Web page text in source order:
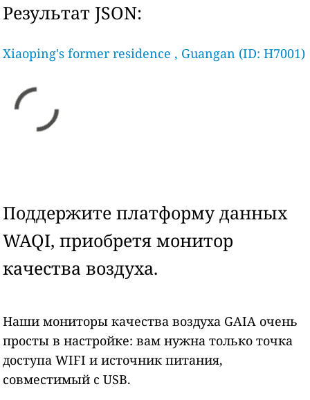
Результат JSON:
Xiaoping's former residence , Guangan (ID: H7001)
Поддержите платформу данных
WAQI, приобретя монитор
качества воздуха.
Наши мониторы качества воздуха GAIA очень
просты в настройке: вам нужна только точка
доступа WIFI и источник питания,
совместимый с USB.